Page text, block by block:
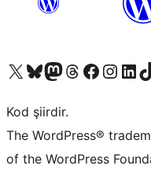
X (eski Twitter) hesabımıza bakın
Bluesky hesabımızı ziyaret edinMastodon hesabımızı ziyaret edinThreads hesabımızı ziyaret edinFacebook sayfamızı ziyaret edinInstagram hesabımızı ziyaret edin
LinkedIn hesabımızıTikTok
Kod şiirdir.
The WordPress®
of the WordPress